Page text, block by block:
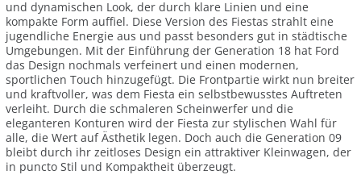
und dynamischen Look, der durch klare Linien und eine
kompakte Form auffiel. Diese Version des Fiestas strahlt eine
jugendliche Energie aus und passt besonders gut in städtische
Umgebungen. Mit der Einführung der Generation 18 hat Ford
das Design nochmals verfeinert und einen modernen,
sportlichen Touch hinzugefügt. Die Frontpartie wirkt nun breiter
und kraftvoller, was dem Fiesta ein selbstbewusstes Auftreten
verleiht. Durch die schmaleren Scheinwerfer und die
eleganteren Konturen wird der Fiesta zur stylischen Wahl für
alle, die Wert auf Ästhetik legen. Doch auch die Generation 09
bleibt durch ihr zeitloses Design ein attraktiver Kleinwagen, der
in puncto Stil und Kompaktheit überzeugt.